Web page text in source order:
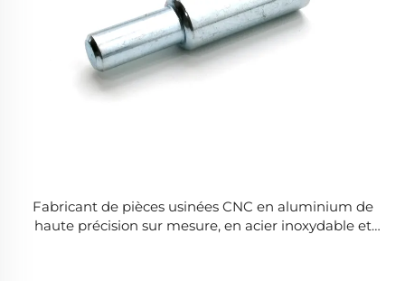
Fabricant de pièces usinées CNC en aluminium de
haute précision sur mesure, en acier inoxydable et